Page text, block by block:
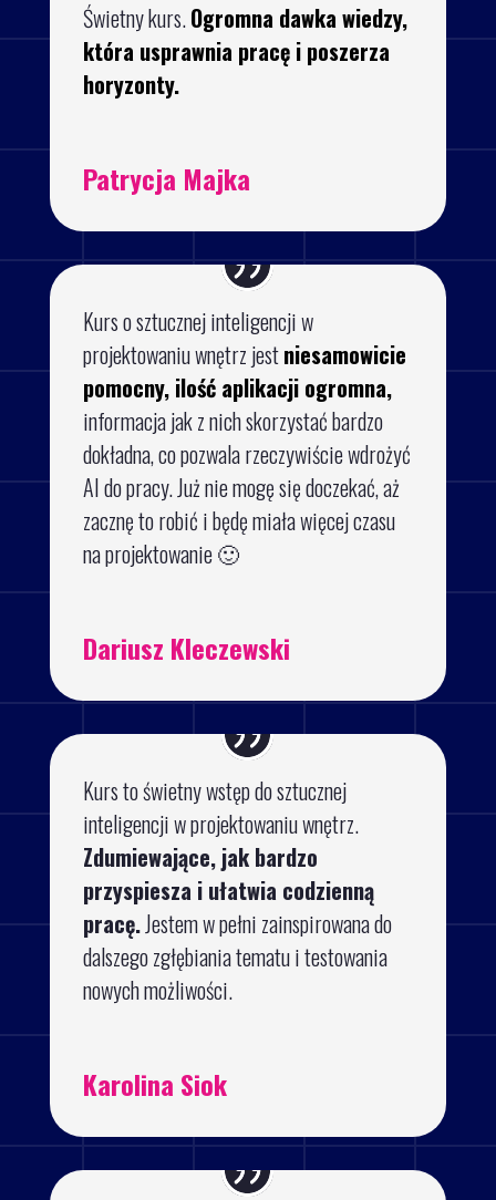
Świetny kurs.Ogromna dawka wiedzy,
która usprawnia pracę i poszerza
horyzonty.
Patrycja Majka
Kurs o sztucznej inteligencji w
projektowaniu wnętrz jestniesamowicie
pomocny, ilość aplikacji ogromna,
informacja jak z nich skorzystać bardzo
dokładna, co pozwala rzeczywiście wdrożyć
AI do pracy. Już nie mogę się doczekać, aż
zacznę to robić i będę miała więcej czasu
na projektowanie 🙂
Dariusz Kleczewski
Kurs to świetny wstęp do sztucznej
inteligencji w projektowaniu wnętrz.
Zdumiewające, jak bardzo
przyspiesza i ułatwia codzienną
pracę.Jestem w pełni zainspirowana do
dalszego zgłębiania tematu i testowania
nowych możliwości.
Karolina Siok